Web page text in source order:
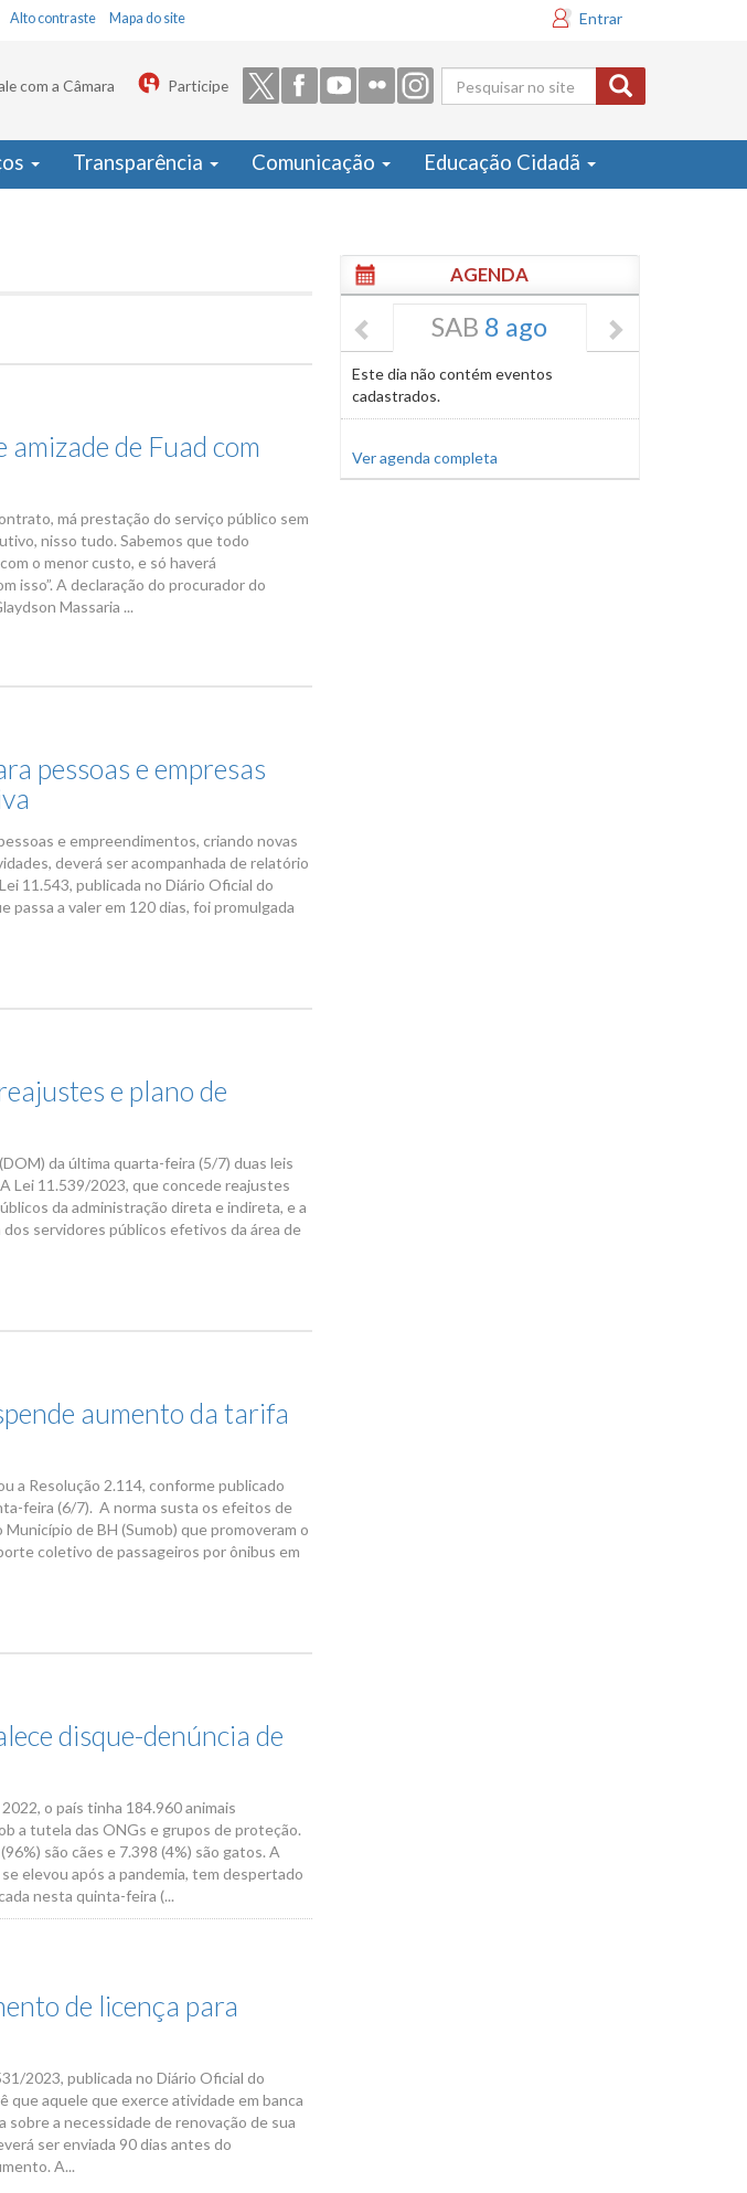
Alto contraste Mapa do site Entrar
Formulário
de busca
com a Câmara Participe
Transparência Comunicação Educação Cidadã
de Fuad com
má prestação do serviço público sem
nisso tudo. Sabemos que todo
o menor custo, e só haverá
isso”. A declaração do procurador do
Massaria ...
pessoas e empresas
e empreendimentos, criando novas
deverá ser acompanhada de relatório
11.543, publicada no Diário Oficial do
passa a valer em 120 dias, foi promulgada
e plano de
da última quarta-feira (5/7) duas leis
Lei 11.539/2023, que concede reajustes
da administração direta e indireta, e a
servidores públicos efetivos da área de
aumento da tarifa
a Resolução 2.114, conforme publicado
feira (6/7). A norma susta os efeitos de
de BH (Sumob) que promoveram o
coletivo de passageiros por ônibus em
disque-denúncia de
o país tinha 184.960 animais
a tutela das ONGs e grupos de proteção.
são cães e 7.398 (4%) são gatos. A
elevou após a pandemia, tem despertado
nesta quinta-feira (...
de licença para
2023, publicada no Diário Oficial do
aquele que exerce atividade em banca
a necessidade de renovação de sua
ser enviada 90 dias antes do
A...
AGENDA
SAB 8 ago
Este dia não contém eventos
cadastrados.
Ver agenda completa